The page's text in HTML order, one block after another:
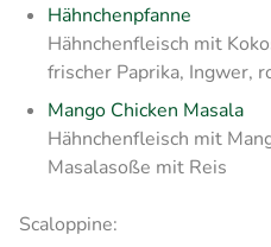
Hähnchenpfanne
Hähnchenfleisch mit
frischer Paprika, Ingwer,
Mango Chicken Masala
Hähnchenfleisch mit
Masalasoße mit Reis
Scaloppine: